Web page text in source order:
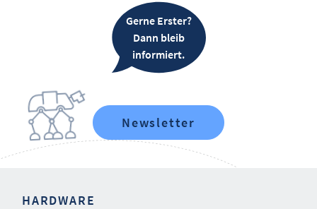
Gerne Erster?
Dann bleib
informiert.
Newsletter
HARDWARE